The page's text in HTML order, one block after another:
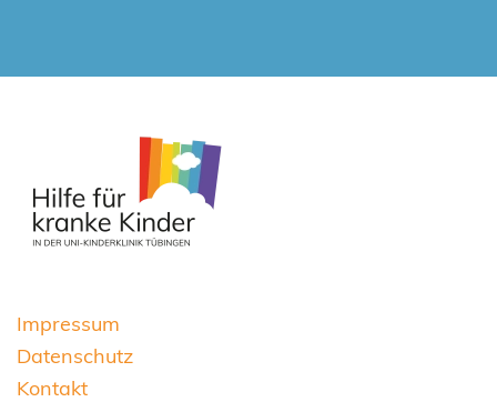
Impressum
Datenschutz
Kontakt